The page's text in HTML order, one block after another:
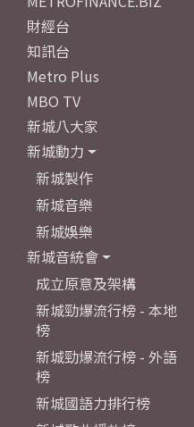
財經台
知訊台
Metro Plus
MBO TV
新城八大家
新城動力
新城製作
新城音樂
新城娛樂
新城音統會
成立原意及架構
新城勁爆流行榜 - 本地
榜
新城勁爆流行榜 - 外語
榜
新城國語力排行榜